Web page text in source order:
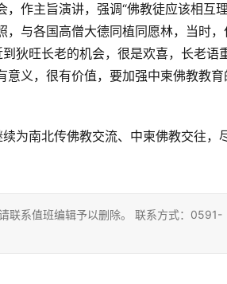
作主旨演讲，强调“佛教徒应该相互
，与各国高僧大德同植同愿林，当时，
狄旺长老的机会，很是欢喜，长老语
意义，很有价值，要加强中柬佛教教育
为南北传佛教交流、中柬佛教交往，
联系值班编辑予以删除。 联系方式：0591-